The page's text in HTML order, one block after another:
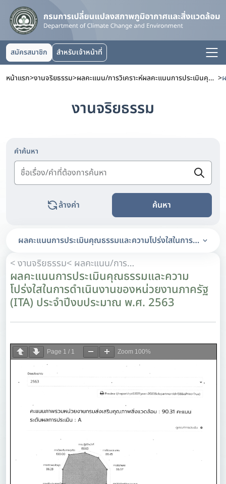
สมัครสมาชิก สำหรับเจ้าหน้าที่
หน้าแรก>งานจริยธรรม> ผลคะแนน/การวิเคราะห์ผลคะแนนการประเมินคุณธรรมและความโปร่งใสในการดำเนินงานของหน่วยงานภาครัฐ (ITA) >
งานจริยธรรม
คำค้นหา
ล้างค่า ค้นหา
ผลคะแนนการประเมินคุณธรรมและความโปร่งใสในการดำเนิน
< งานจริยธรรม < ผลคะแนน/การวิเคราะห์ผลคะแนนการประเมินคุณธรรมและความโปร่งใสในการดำเนินงานของหน่วยงานภาครัฐ (ITA)
ผลคะแนนการประเมินคุณธรรมและความ
โปร่งใสในการดำเนินงานของหน่วยงานภาครัฐ
(ITA) ประจำปีงบประมาณ พ.ศ. 2563
Page 1 / 1 Zoom 100%